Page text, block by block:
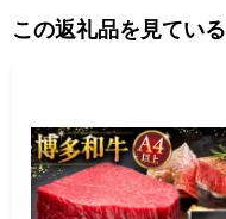
この返礼品を見てい